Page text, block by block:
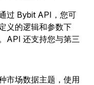
过 Bybit API，您可
义的逻辑和参数下
API 还支持您与第三
市场数据主题，使用